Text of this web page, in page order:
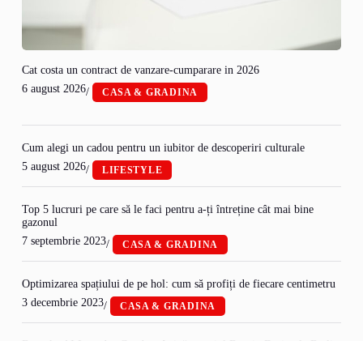
Cat costa un contract de vanzare-cumparare in 2026
6 august 2026/ CASA & GRADINA
Cum alegi un cadou pentru un iubitor de descoperiri culturale
5 august 2026/ LIFESTYLE
Top 5 lucruri pe care să le faci pentru a-ți întreține cât mai bine
gazonul
7 septembrie 2023/ CASA & GRADINA
Optimizarea spațiului de pe hol: cum să profiți de fiecare centimetru
3 decembrie 2023/ CASA & GRADINA